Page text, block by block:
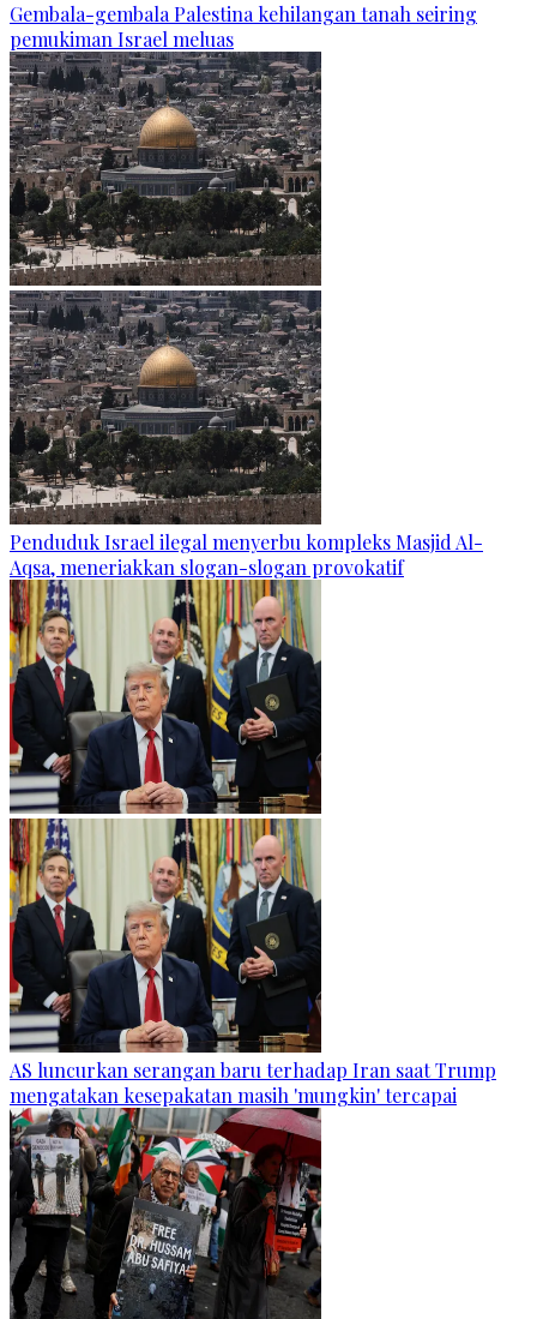
Gembala-gembala Palestina kehilangan tanah seiring
pemukiman Israel meluas
Penduduk Israel ilegal menyerbu kompleks Masjid Al-
Aqsa, meneriakkan slogan-slogan provokatif
AS luncurkan serangan baru terhadap Iran saat Trump
mengatakan kesepakatan masih 'mungkin' tercapai